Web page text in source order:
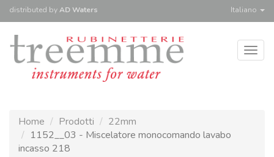
distributed byAD Waters Italiano
Home Prodotti
22mm
1152__03 - Miscelatore monocomando lavabo
incasso 218